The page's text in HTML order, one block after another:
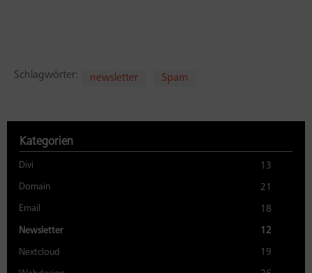
Kategorien
Divi 13
Domain 21
Email 18
Newsletter 12
Nextcloud 19
Schlagwörter: newsletter Spam